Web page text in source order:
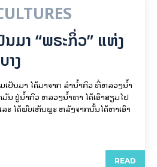
ມາ “ພຣະກິ່ວ” ແຫ່ງ
ງ
ປັນມາ ໄດ້ມາຈາກ ລຳນ້ຳກິວ ທີ່ຫລວງນ້ຳ
ມັນ ຢູ່ນ້ຳກິວ ຫລວງນ້ຳທາ ໄດ້ເອົາສຽມໄປ
ະ ໄດ້ພົບເຫັນພຼະ ຫລັງຈາກນັ້ນໄດ້ຫາເອົາ
READ